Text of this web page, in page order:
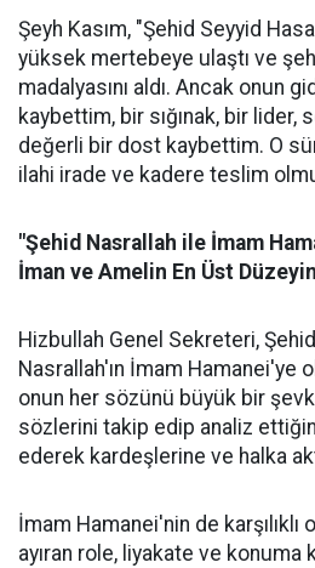
Şeyh Kasım, "Şehid Seyyid
yüksek mertebeye ulaştı ve
madalyasını aldı. Ancak onun
kaybettim, bir sığınak, bir lider,
değerli bir dost kaybettim. O
ilahi irade ve kadere teslim
"Şehid Nasrallah ile İmam
İman ve Amelin En Üst
Hizbullah Genel Sekreteri,
Nasrallah'ın İmam Hamanei'ye
onun her sözünü büyük bir
sözlerini takip edip analiz
ederek kardeşlerine ve halka
İmam Hamanei'nin de karşılıklı
ayıran role, liyakate ve konuma